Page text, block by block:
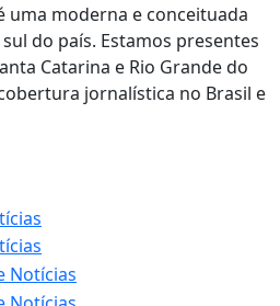
uma moderna e conceituada
do país. Estamos presentes
Catarina e Rio Grande do
jornalística no Brasil e